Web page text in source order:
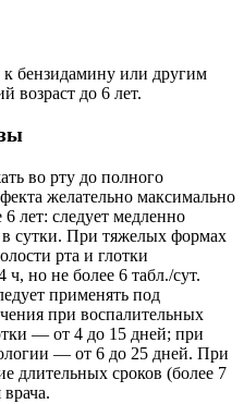
бензидамину или другим
возраст до 6 лет.
во рту до полного
желательно максимально
лет: следует медленно
в сутки. При тяжелых формах
рта и глотки
ч, но не более 6 табл./сут.
применять под
при воспалительных
— от 4 до 15 дней; при
— от 6 до 25 дней. При
длительных сроков (более 7